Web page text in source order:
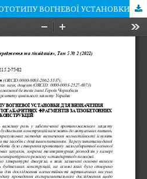
ЕТАПИ СТВОРЕННЯ ПРОТОТИПУ ВОГНЕВОЇ УСТАНОВКИ ДЛЯ ВИЗНАЧЕННЯ ТЕМПЕРАТУРНИХ РОЗПОДІЛІВ МАЛОГАБАРИТНИХ ФРАГМЕНТІВ ЗАЛІЗОБЕТОННИХ КОНСТРУКЦІЙ